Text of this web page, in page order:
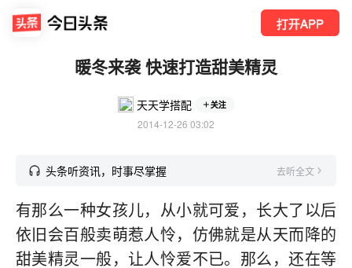
打开APP
暖冬来袭 快速打造甜美精灵
天天学搭配 关注
2014-12-26 03:02
头条听资讯，时事尽掌握 去听全文
有那么一种女孩儿，从小就可爱，长大了以后
依旧会百般卖萌惹人怜，仿佛就是从天而降的
甜美精灵一般，让人怜爱不已。那么，还在等